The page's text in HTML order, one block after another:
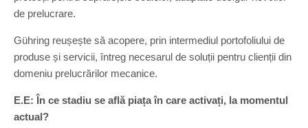
de prelucrare.
Gühring reușește să acopere, prin intermediul portofoliului de
produse și servicii, întreg necesarul de soluții pentru clienții din
domeniu prelucrărilor mecanice.
E.E: În ce stadiu se află piața în care activați, la momentul
actual?